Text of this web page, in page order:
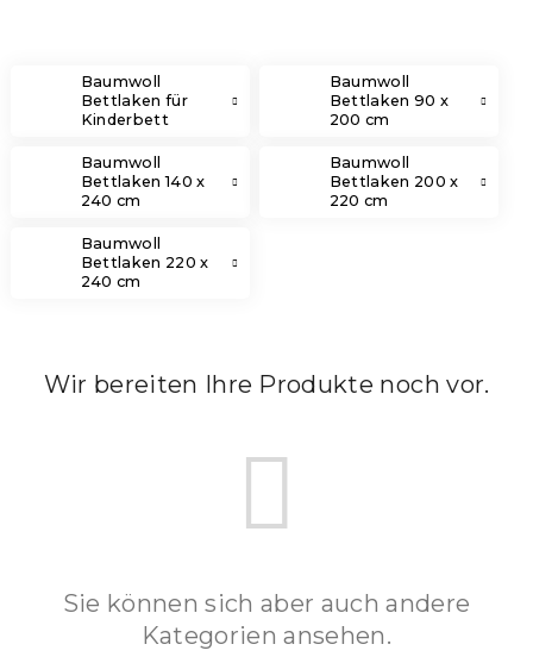
Baumwoll
Bettlaken für
Kinderbett
Baumwoll
Bettlaken 90 x
200 cm
Baumwoll
Bettlaken 140 x
240 cm
Baumwoll
Bettlaken 200 x
220 cm
Baumwoll
Bettlaken 220 x
240 cm
Wir bereiten Ihre Produkte noch vor.
Sie können sich aber auch andere
Kategorien ansehen.